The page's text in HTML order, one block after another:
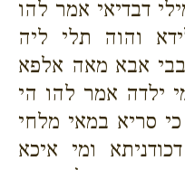
דבדיאי אמר להו
והוה תלי ליה
אבא מאה אלפא
ילדה אמר להו הי
כי סריא במאי מלחי
ומי איכא